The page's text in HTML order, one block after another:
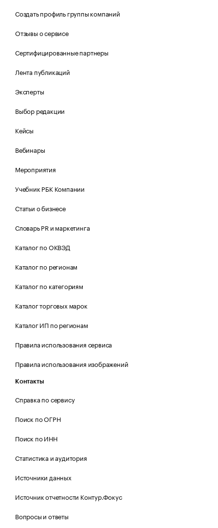
Создать профиль группы компаний
Отзывы о сервисе
Сертифицированные партнеры
Лента публикаций
Эксперты
Выбор редакции
Кейсы
Вебинары
Мероприятия
Учебник РБК Компании
Статьи о бизнесе
Словарь PR и маркетинга
Каталог по ОКВЭД
Каталог по регионам
Каталог по категориям
Каталог торговых марок
Каталог ИП по регионам
Правила использования сервиса
Правила использования изображений
Контакты
Справка по сервису
Поиск по ОГРН
Поиск по ИНН
Статистика и аудитория
Источники данных
Источник отчетности Контур.Фокус
Вопросы и ответы